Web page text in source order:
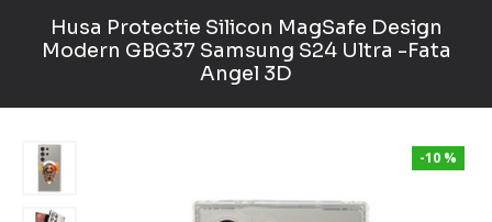
Husa Protectie Silicon MagSafe Design
Modern GBG37 Samsung S24 Ultra -Fata
Angel 3D
-10 %